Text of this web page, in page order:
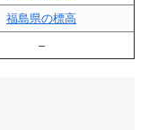
福島県の標高
–